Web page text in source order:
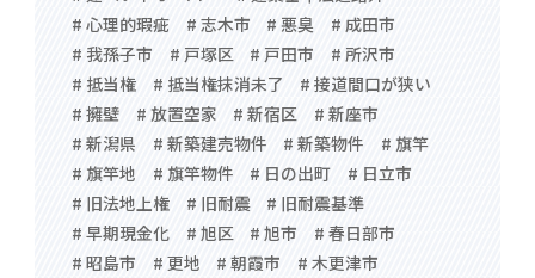
# 心理的瑕疵
# 志木市 # 悪臭
# 成田市
# 我孫子市
# 戸塚区 # 戸田市
# 所沢市
# 抵当権
# 抵当権抹消未了
# 接道間口が狭い
# 擁壁
# 放置空家 # 新宿区
# 新座市
# 新潟県
# 新築建売物件 # 新築物件
# 旗竿
# 旗竿地
# 旗竿物件 # 日の出町
# 日立市
# 旧法地上権
# 旧耐震
# 旧耐震基準
# 早期現金化
# 旭区 # 旭市
# 春日部市
# 昭島市
# 更地 # 朝霞市
# 木更津市